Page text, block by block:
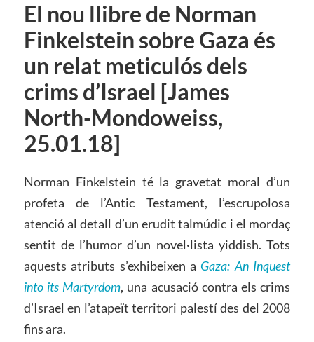
El nou llibre de Norman
Finkelstein sobre Gaza és
un relat meticulós dels
crims d’Israel [James
North-Mondoweiss,
25.01.18]
Norman Finkelstein té la gravetat moral d’un
profeta de l’Antic Testament, l’escrupolosa
atenció al detall d’un erudit talmúdic i el mordaç
sentit de l’humor d’un novel·lista yiddish. Tots
aquests atributs s’exhibeixen a Gaza: An Inquest
into its Martyrdom, una acusació contra els crims
d’Israel en l’atapeït territori palestí des del 2008
fins ara.